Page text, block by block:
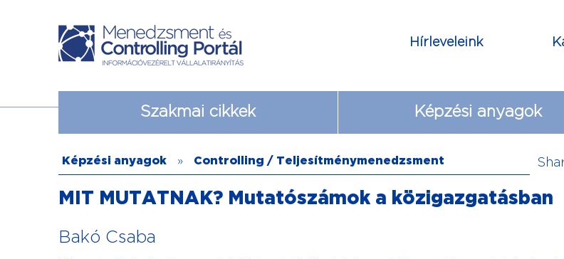
Hírleveleink
Szakmai cikkek Képzési anyagok
Képzési anyagok » Controlling / Teljesítménymenedzsment
MIT MUTATNAK? Mutatószámok a közigazgatásban
Bakó Csaba